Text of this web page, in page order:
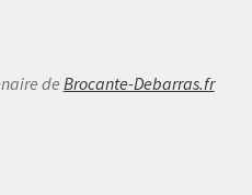
de Brocante-Debarras.fr